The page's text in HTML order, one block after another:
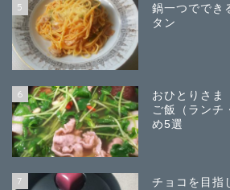
5
鍋一つででき
タン
6
おひとりさま
ご飯（ランチ
め5選
7
チョコを目指